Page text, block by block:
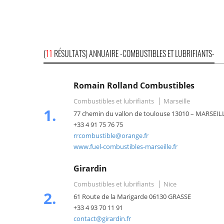
(11 RÉSULTATS) ANNUAIRE -COMBUSTIBLES ET LUBRIFIANTS-
1.
Romain Rolland Combustibles
Combustibles et lubrifiants
Marseille
77 chemin du vallon de toulouse 13010 –
+33 4 91 75 76 75
rrcombustible@orange.fr
www.fuel-combustibles-marseille.fr
2.
Girardin
Combustibles et lubrifiants
Nice
61 Route de la Marigarde 06130 GRASSE
+33 4 93 70 11 91
contact@girardin.fr